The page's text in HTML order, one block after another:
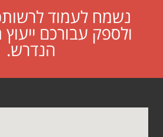
נשמח לעמוד
ולספק עבורכם
הנדרש.